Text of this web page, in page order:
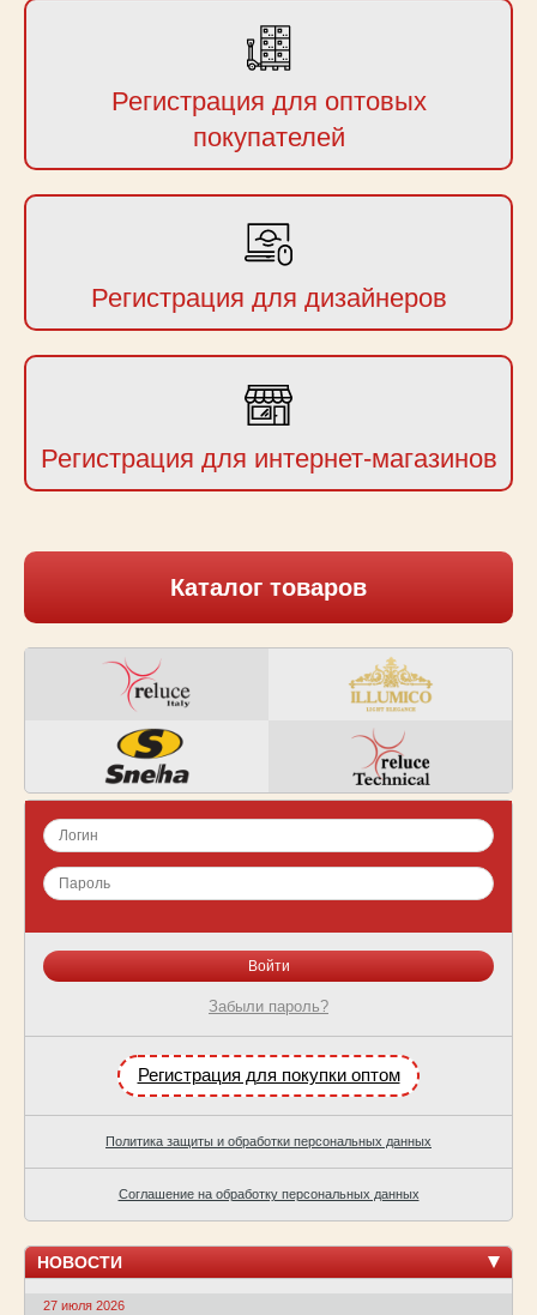
Регистрация для оптовых
покупателей
Регистрация для дизайнеров
Регистрация для интернет-магазинов
Каталог товаров
Забыли пароль?
Регистрация для покупки оптом
Политика защиты и обработки персональных данных
Соглашение на обработку персональных данных
НОВОСТИ
27 июля 2026